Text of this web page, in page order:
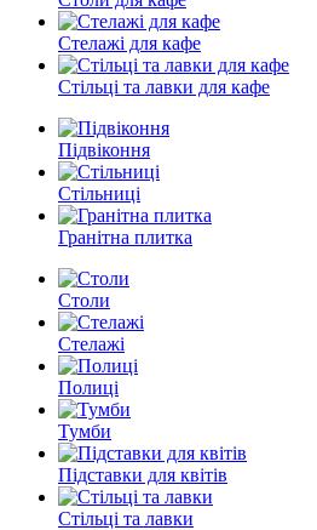
Стелажі для кафе
Стільці та лавки для кафе
Підвіконня
Стільниці
Гранітна плитка
Столи
Стелажі
Полиці
Тумби
Підставки для квітів
Стільці та лавки